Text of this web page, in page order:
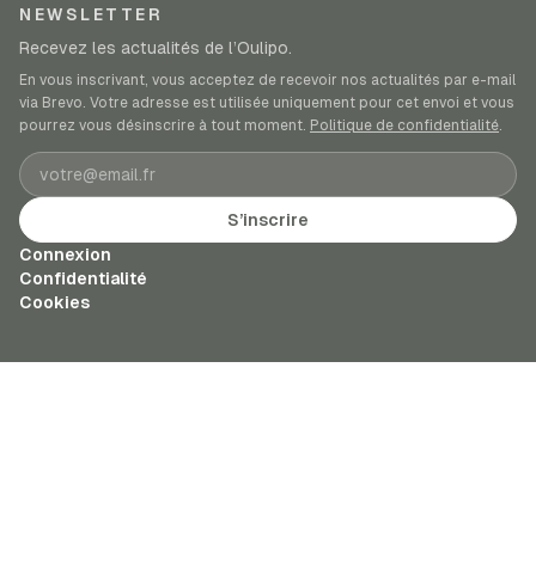
NEWSLETTER
Recevez les actualités de l’Oulipo.
En vous inscrivant, vous acceptez de recevoir nos actualités par e-mail
via Brevo. Votre adresse est utilisée uniquement pour cet envoi et vous
pourrez vous désinscrire à tout moment. Politique de confidentialité.
Adresse e-mail
S’inscrire
Connexion
Confidentialité
Cookies